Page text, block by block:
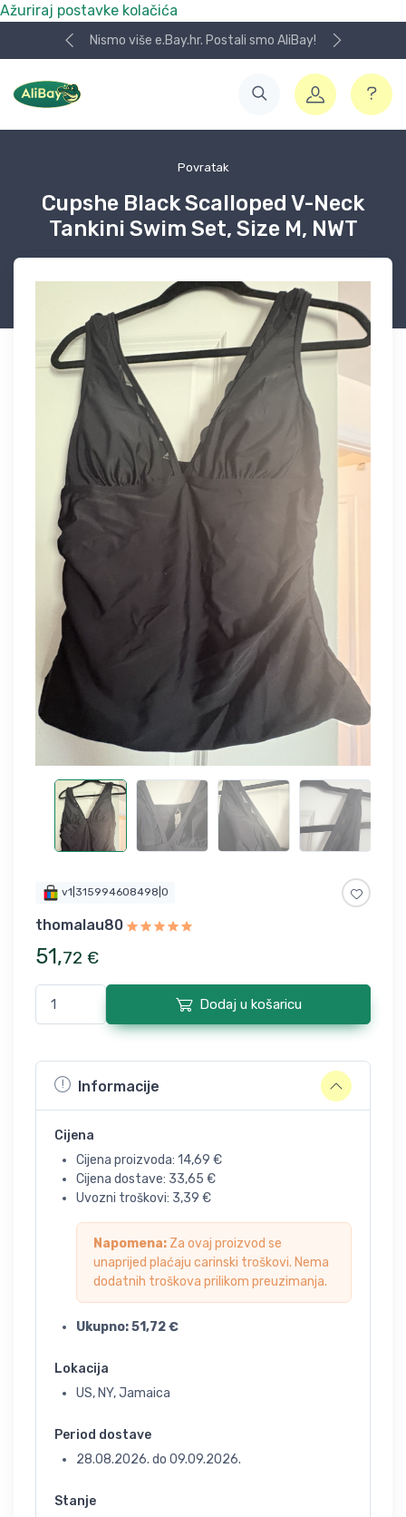
Ažuriraj postavke kolačića
Nismo više e.Bay.hr. Postali smo AliBay!
Povratak
Cupshe Black Scalloped V-Neck
Tankini Swim Set, Size M, NWT
v1|315994608498|0
thomalau80
51,72 €
Dodaj u košaricu
Informacije
Cijena
Cijena proizvoda: 14,69 €
Cijena dostave: 33,65 €
Uvozni troškovi: 3,39 €
Napomena: Za ovaj proizvod se
unaprijed plaćaju carinski troškovi. Nema
dodatnih troškova prilikom preuzimanja.
Ukupno:51,72€
Lokacija
US, NY, Jamaica
Period dostave
28.08.2026. do 09.09.2026.
Stanje